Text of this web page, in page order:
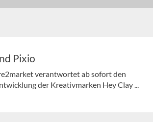
Pixio
verantwortet ab sofort den
der Kreativmarken Hey Clay ...